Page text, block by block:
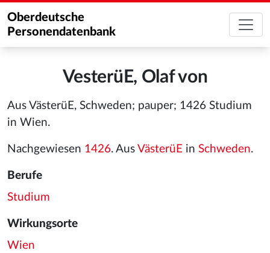
Oberdeutsche
Personendatenbank
VesterüE, Olaf von
Aus VästerüE, Schweden; pauper; 1426 Studium
in Wien.
Nachgewiesen 1426. Aus VästerüE in Schweden.
Berufe
Studium
Wirkungsorte
Wien